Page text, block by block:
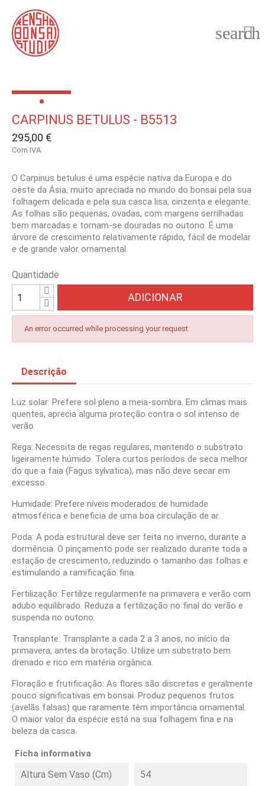

search
CARPINUS BETULUS - B5513
295,00 €
Com IVA
O Carpinus betulus é uma espécie nativa da Europa e do
oeste da Ásia, muito apreciada no mundo do bonsai pela sua
folhagem delicada e pela sua casca lisa, cinzenta e elegante.
As folhas são pequenas, ovadas, com margens serrilhadas
bem marcadas e tornam-se douradas no outono. É uma
árvore de crescimento relativamente rápido, fácil de modelar
e de grande valor ornamental.
Quantidade
ADICIONAR
An error occurred while processing your request
Descrição
Luz solar: Prefere sol pleno a meia-sombra. Em climas mais
quentes, aprecia alguma proteção contra o sol intenso de
verão.
Rega: Necessita de regas regulares, mantendo o substrato
ligeiramente húmido. Tolera curtos períodos de seca melhor
do que a faia (Fagus sylvatica), mas não deve secar em
excesso.
Humidade: Prefere níveis moderados de humidade
atmosférica e beneficia de uma boa circulação de ar.
Poda: A poda estrutural deve ser feita no inverno, durante a
dormência. O pinçamento pode ser realizado durante toda a
estação de crescimento, reduzindo o tamanho das folhas e
estimulando a ramificação fina.
Fertilização: Fertilize regularmente na primavera e verão com
adubo equilibrado. Reduza a fertilização no final do verão e
suspenda no outono.
Transplante: Transplante a cada 2 a 3 anos, no início da
primavera, antes da brotação. Utilize um substrato bem
drenado e rico em matéria orgânica.
Floração e frutificação: As flores são discretas e geralmente
pouco significativas em bonsai. Produz pequenos frutos
(avelãs falsas) que raramente têm importância ornamental.
O maior valor da espécie está na sua folhagem fina e na
beleza da casca.
Ficha informativa
Altura Sem Vaso (cm) 54